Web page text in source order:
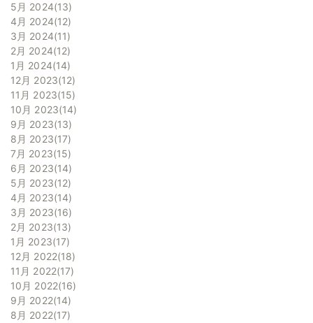
5月 2024 13
4月 2024 12
3月 2024 11
2月 2024 12
1月 2024 14
12月 2023 12
11月 2023 15
10月 2023 14
9月 2023 13
8月 2023 17
7月 2023 15
6月 2023 14
5月 2023 12
4月 2023 14
3月 2023 16
2月 2023 13
1月 2023 17
12月 2022 18
11月 2022 17
10月 2022 16
9月 2022 14
8月 2022 17